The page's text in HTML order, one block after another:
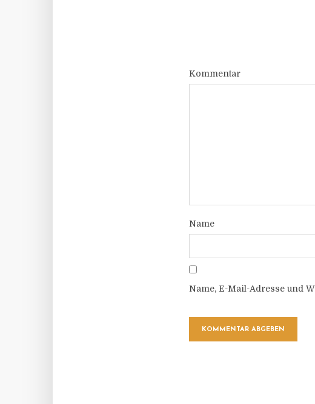
Kommentar
Name
Name, E-Mail-Adresse und